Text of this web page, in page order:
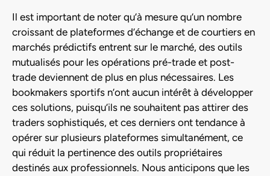
Il est important de noter qu’à mesure qu’un nombre
croissant de plateformes d’échange et de courtiers en
marchés prédictifs entrent sur le marché, des outils
mutualisés pour les opérations pré-trade et post-
trade deviennent de plus en plus nécessaires. Les
bookmakers sportifs n’ont aucun intérêt à développer
ces solutions, puisqu’ils ne souhaitent pas attirer des
traders sophistiqués, et ces derniers ont tendance à
opérer sur plusieurs plateformes simultanément, ce
qui réduit la pertinence des outils propriétaires
destinés aux professionnels. Nous anticipons que les